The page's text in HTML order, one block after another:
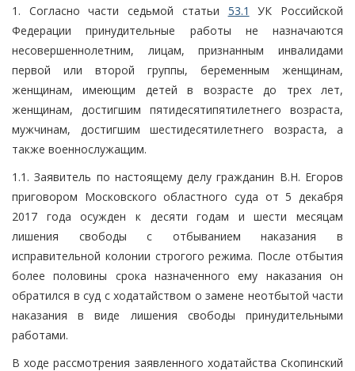
1. Согласно части седьмой статьи 53.1
УК Российской
Федерации принудительные работы не назначаются
несовершеннолетним, лицам, признанным инвалидами
первой или второй группы, беременным женщинам,
женщинам, имеющим детей в возрасте до трех лет,
женщинам, достигшим пятидесятипятилетнего возраста,
мужчинам, достигшим шестидесятилетнего возраста, а
также военнослужащим.
1.1. Заявитель по настоящему делу гражданин В.Н. Егоров
приговором Московского областного суда от 5 декабря
2017 года осужден к десяти годам и шести месяцам
лишения свободы с отбыванием наказания в
исправительной колонии строгого режима. После отбытия
более половины срока назначенного ему наказания он
обратился в суд с ходатайством о замене неотбытой части
наказания в виде лишения свободы принудительными
работами.
В ходе рассмотрения заявленного ходатайства Скопинский